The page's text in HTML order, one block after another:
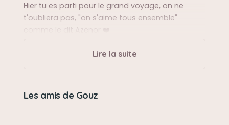
Hier tu es parti pour le grand voyage, on ne
t'oubliera pas, "on s'aime tous ensemble"
comme le dit Azënor ❤️
On t'aime mon Gouz 🌹
Son caractère
On garde en souvenir tes grosses siestes, tes
Lire la suite
Les amis de Gouz